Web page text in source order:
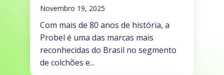
Novembro 19, 2025
Com mais de 80 anos de história, a
Probel é uma das marcas mais
reconhecidas do Brasil no segmento
de colchões e...